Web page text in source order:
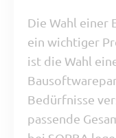
Die Wahl einer
ein wichtiger
ist die Wahl
Bedürfnisse
passende